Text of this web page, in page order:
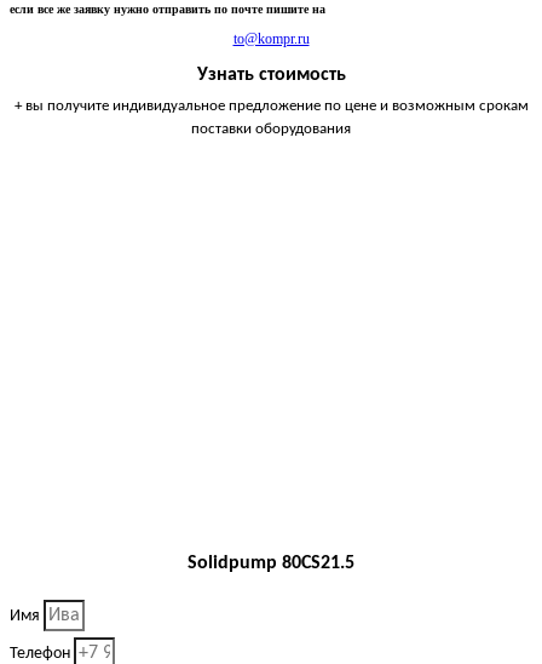
если все же заявку нужно отправить по почте пишите на
to@kompr.ru
Узнать стоимость
+ вы получите индивидуальное предложение по цене и возможным срокам
поставки оборудования
Solidpump 80CS21.5
Имя
Телефон